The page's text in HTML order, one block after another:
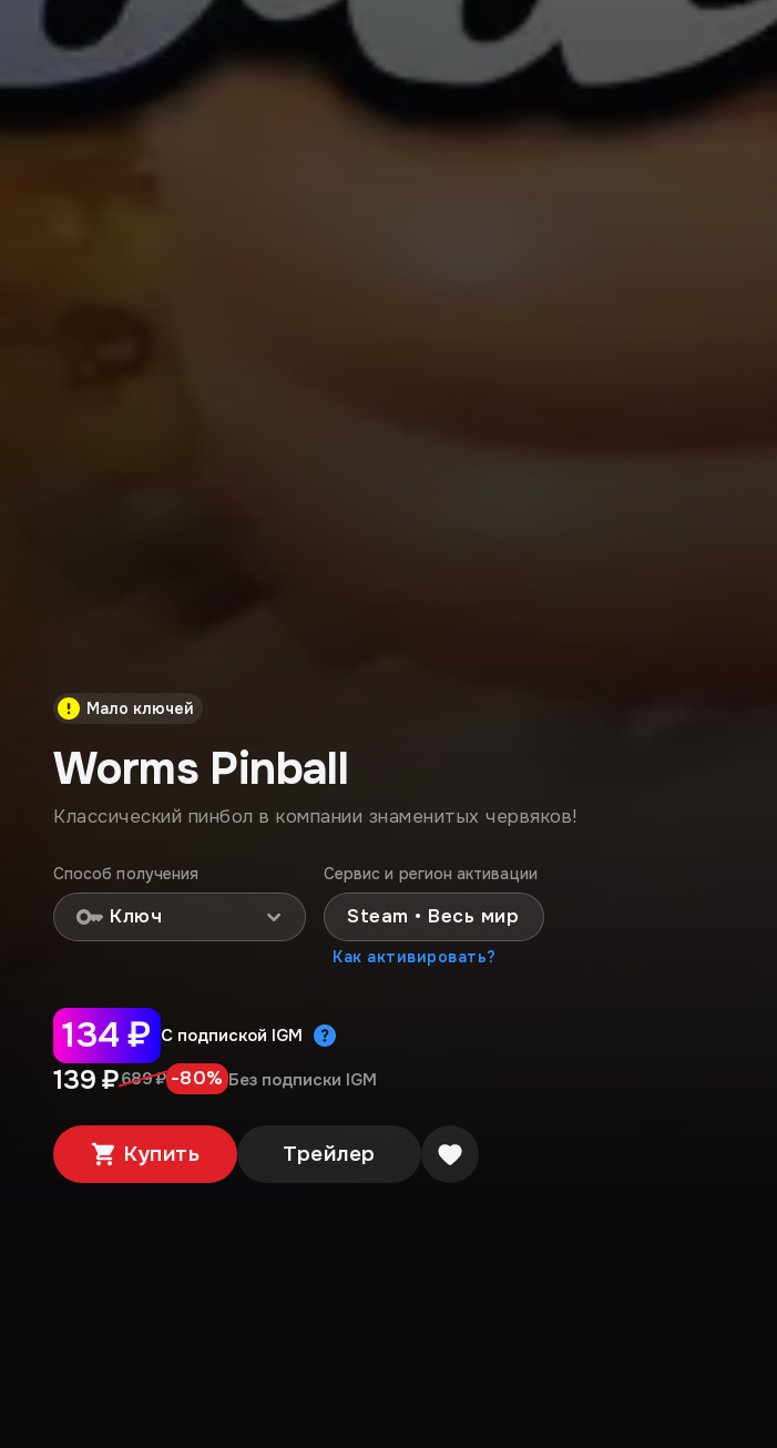
Мало ключей
Worms Pinball
Классический пинбол в компании знаменитых червяков!
Способ получения
Ключ
Сервис и регион активации
Steam • Весь мир
Как активировать?
134 ₽ С подпиской IGM
139 ₽689 ₽ -80% Без подписки IGM
Купить Трейлер